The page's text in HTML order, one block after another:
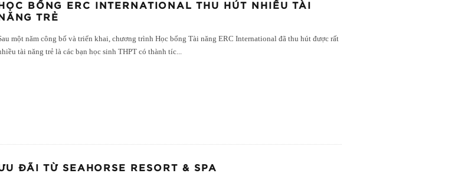
HỌC BỔNG ERC INTERNATIONAL THU HÚT NHIỀU TÀI
NĂNG TRẺ
một năm công bố và triển khai, chương trình Học bổng Tài năng ERC International đã thu hút được rất
tài năng trẻ là các bạn học sinh THPT có thành tíc
ĐÃI TỪ SEAHORSE RESORT & SPA